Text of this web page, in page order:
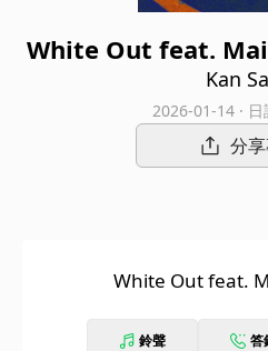
White Out feat.
聡
Kan
2026-01-14 ·
分
White Out feat.
鈴聲 答